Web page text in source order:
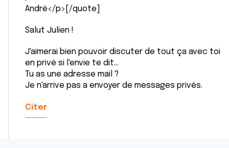
André</p>[/quote]
Salut Julien !
J'aimerai bien pouvoir discuter de tout ça avec toi
en privé si l'envie te dit...
Tu as une adresse mail ?
Je n'arrive pas a envoyer de messages privés.
Citer